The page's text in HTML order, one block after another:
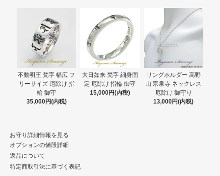
不動明王 梵字 幅広 フ
リーサイズ 厄除け 指
輪 御守
35,000円(内税)
大日如来 梵字 細身固
定 厄除け 指輪 御守
15,000円(内税)
リングホルダー 高野
山 宗泉寺 ネックレス
厄除け 御守り
13,000円(内税)
お守り詳細情報を見る
オプションの値段詳細
返品について
特定商取引法に基づく表記